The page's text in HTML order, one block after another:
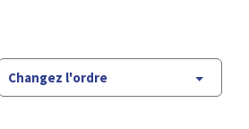
Changez l'ordre